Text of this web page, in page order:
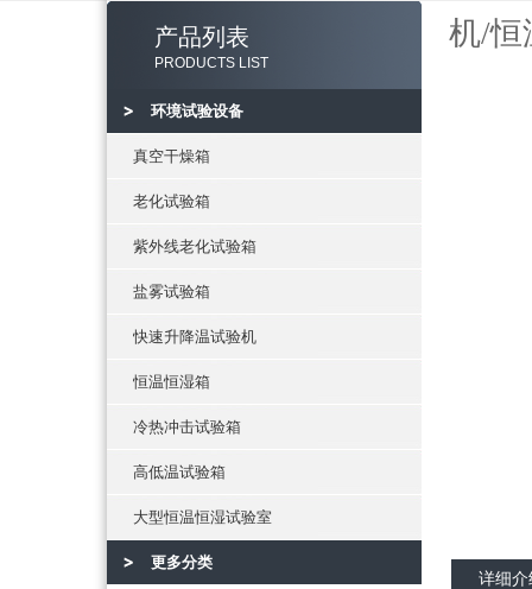
产品列表
PRODUCTS LIST
环境试验设备
真空干燥箱
老化试验箱
紫外线老化试验箱
盐雾试验箱
快速升降温试验机
恒温恒湿箱
冷热冲击试验箱
高低温试验箱
大型恒温恒湿试验室
更多分类
机/恒
详细介